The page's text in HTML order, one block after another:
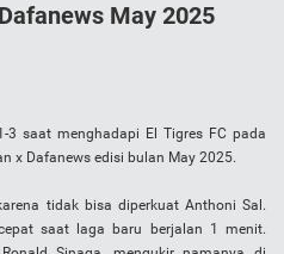
May 2025
3 saat menghadapi El Tigres FC pada
x Dafanews edisi bulan May 2025.
tidak bisa diperkuat Anthoni Sal.
saat laga baru berjalan 1 menit.